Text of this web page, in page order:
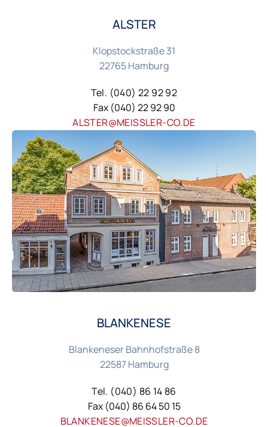
ALSTER
Klopstockstraße 31
22765 Hamburg
Tel. (040) 22 92 92
Fax (040) 22 92 90
ALSTER@MEISSLER-CO.DE
BLANKENESE
Blankeneser Bahnhofstraße 8
22587 Hamburg
Tel. (040) 86 14 86
Fax (040) 86 64 50 15
BLANKENESE@MEISSLER-CO.DE